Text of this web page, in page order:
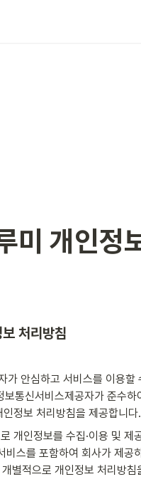
미 개인정
처리방침
가 안심하고 서비스를 이용
보통신서비스제공자가 준수
정보 처리방침을 제공합니다.
개인정보를 수집·이용 및
스를 포함하여 회사가 제공
별적으로 개인정보 처리방